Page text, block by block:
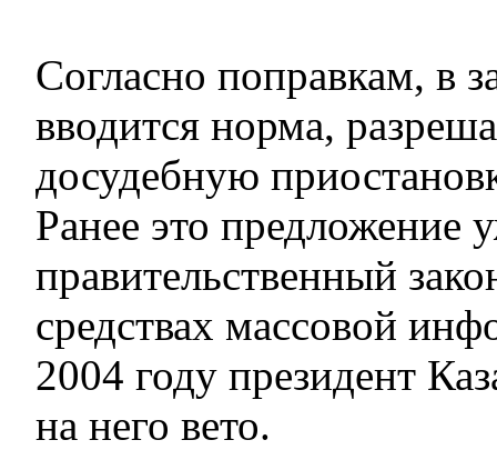
Согласно поправкам, в
вводится норма,
досудебную
Ранее это предложение
правительственный
средствах массовой
2004 году президент
на него вето.